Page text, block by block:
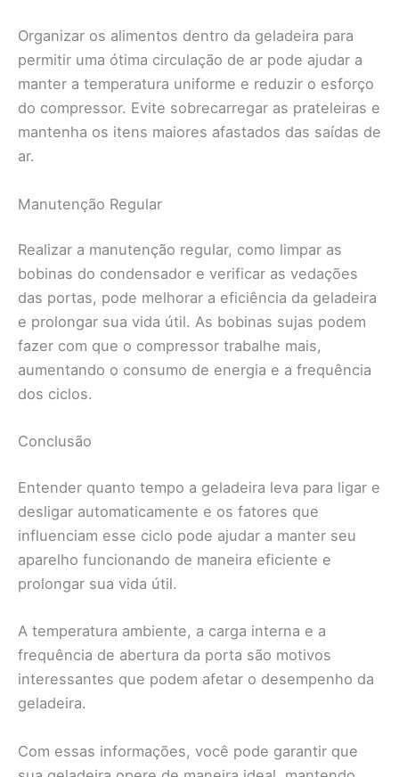
Organizar os alimentos dentro da geladeira para
permitir uma ótima circulação de ar pode ajudar a
manter a temperatura uniforme e reduzir o esforço
do compressor. Evite sobrecarregar as prateleiras e
mantenha os itens maiores afastados das saídas de
ar.
Manutenção Regular
Realizar a manutenção regular, como limpar as
bobinas do condensador e verificar as vedações
das portas, pode melhorar a eficiência da geladeira
e prolongar sua vida útil. As bobinas sujas podem
fazer com que o compressor trabalhe mais,
aumentando o consumo de energia e a frequência
dos ciclos.
Conclusão
Entender quanto tempo a geladeira leva para ligar e
desligar automaticamente e os fatores que
influenciam esse ciclo pode ajudar a manter seu
aparelho funcionando de maneira eficiente e
prolongar sua vida útil.
A temperatura ambiente, a carga interna e a
frequência de abertura da porta são motivos
interessantes que podem afetar o desempenho da
geladeira.
Com essas informações, você pode garantir que